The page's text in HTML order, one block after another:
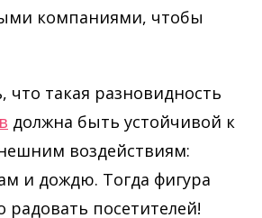
компаниями, чтобы
такая разновидность
должна быть устойчивой к
воздействиям:
и дождю. Тогда фигура
радовать посетителей!